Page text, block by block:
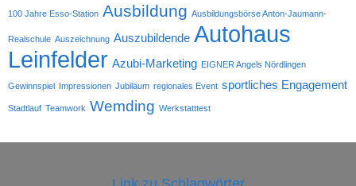
100 Jahre Esso-Station Ausbildung Ausbildungsbörse Anton-Jaumann-
Realschule Auszeichnung Auszubildende Autohaus
Leinfelder Azubi-Marketing EIGNER Angels Nördlingen
Gewinnspiel Impressionen Jubiläum regionales Event sportliches Engagement
Stadtlauf Teamwork Wemding Werkstatttest